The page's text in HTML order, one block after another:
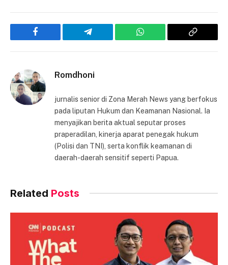
Facebook Telegram WhatsApp
Copy
Romdhoni
jurnalis senior di Zona Merah News yang berfokus
pada liputan Hukum dan Keamanan Nasional. Ia
menyajikan berita aktual seputar proses
praperadilan, kinerja aparat penegak hukum
(Polisi dan TNI), serta konflik keamanan di
daerah-daerah sensitif seperti Papua.
Related Posts